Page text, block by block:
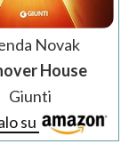
Novak
House
Giunti
su